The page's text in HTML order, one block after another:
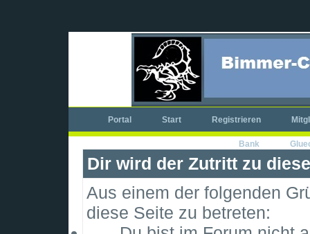
Portal Start Registrieren
Bank
Dir wird der Zutritt zu
Aus einem der folgenden
diese Seite zu betreten: